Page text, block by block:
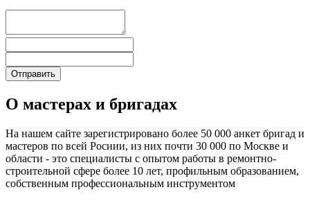
О мастерах и бригадах
На нашем сайте зарегистрировано более 50 000 анкет бригад и
мастеров по всей Росиии, из них почти 30 000 по Москве и
области - это специалисты с опытом работы в ремонтно-
строительной сфере более 10 лет, профильным образованием,
собственным профессиональным инструментом